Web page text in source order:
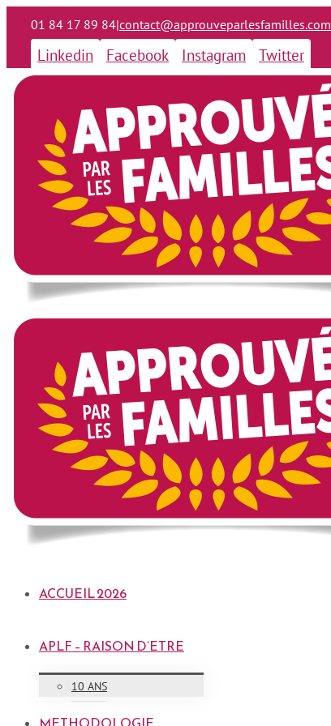
01 84 17 89 84|contact@approuveparlesfamilles.com
Linkedin Facebook Instagram Twitter
ACCUEIL 2026
APLF – RAISON D’ETRE
10 ANS